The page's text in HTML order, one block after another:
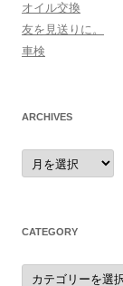
オイル交換
友を見送りに。
車検
ARCHIVES
archives
CATEGORY
category